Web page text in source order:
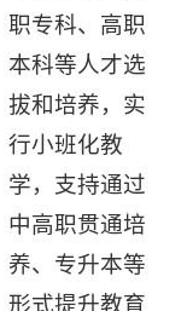
职专科、高职
本科等人才选
拔和培养，实
行小班化教
学，支持通过
中高职贯通培
养、专升本等
形式提升教育